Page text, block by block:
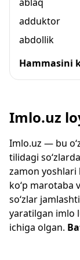
adduktor
abdollik
Hammasini
Imlo.uz
Imlo.uz — bu
tilidagi
zamon yoshlari
ko‘p marotaba
so‘zlar
yaratilgan imlo
ichiga olgan.